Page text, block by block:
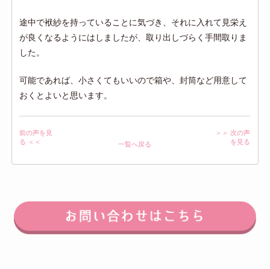
途中で袱紗を持っていることに気づき、それに入れて見栄え
が良くなるようにはしましたが、取り出しづらく手間取りま
した。
可能であれば、小さくてもいいので箱や、封筒など用意して
おくとよいと思います。
前の声を見
る ＜＜
一覧へ戻る
＞＞ 次の声
を見る